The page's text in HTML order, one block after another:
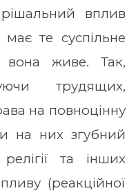
вплив
те суспільне
живе. Так,
трудящих,
на повноцінну
на них згубний
та інших
(реакційної